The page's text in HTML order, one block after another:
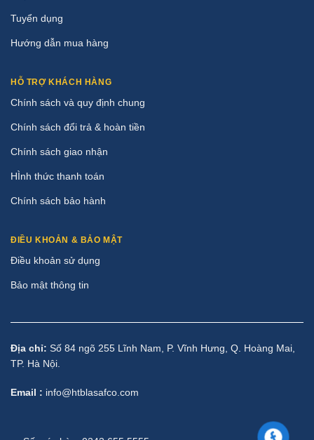
Tuyển dụng
Hướng dẫn mua hàng
HỖ TRỢ KHÁCH HÀNG
Chính sách và quy định chung
Chính sách đổi trả & hoàn tiền
Chính sách giao nhận
HÌnh thức thanh toán
Chính sách bảo hành
ĐIỀU KHOẢN & BẢO MẬT
Điều khoản sử dụng
Bảo mật thông tin
Địa chỉ: Số 84 ngõ 255 Lĩnh Nam, P. Vĩnh Hưng, Q. Hoàng Mai,
TP. Hà Nội.
Email : info@htblasafco.com